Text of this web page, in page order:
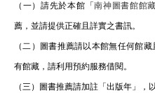
（一）請先於本館「南神圖書館館
薦，並請提供正確且詳實之書訊。
（二）圖書推薦請以本館無任何館
有館藏，請利用預約服務借閱。
（三）圖書推薦請加註「出版年」，